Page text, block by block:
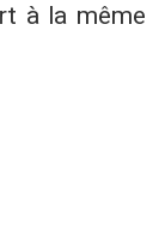
à la même